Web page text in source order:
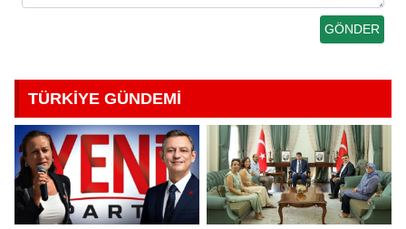
TÜRKİYE GÜNDEMİ